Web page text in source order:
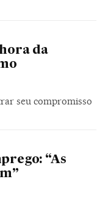
da
seu compromisso
“As